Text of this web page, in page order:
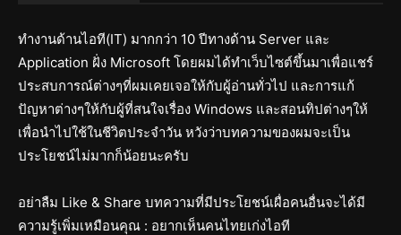
ทำงานด้านไอที(IT) มากกว่า 10 ปีทางด้าน Server และ
Application ฝั่ง Microsoft โดยผมได้ทำเว็บไซต์ขึ้นมาเพื่อแชร์
ประสบการณ์ต่างๆที่ผมเคยเจอให้กับผู้อ่านทั่วไป และการแก้
ปัญหาต่างๆให้กับผู้ที่สนใจเรื่อง Windows และสอนทิปต่างๆให้
เพื่อนำไปใช้ในชีวิตประจำวัน หวังว่าบทความของผมจะเป็น
ประโยชน์ไม่มากก็น้อยนะครับ
อย่าลืม Like & Share บทความที่มีประโยชน์เผื่อคนอื่นจะได้มี
ความรู้เพิ่มเหมือนคุณ : อยากเห็นคนไทยเก่งไอที